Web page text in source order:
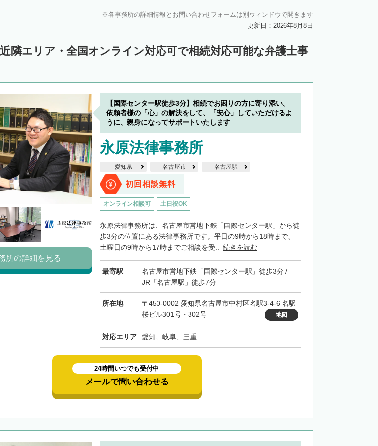
各事務所の詳細情報とお問い合わせフォームは別ウィンドウで開きます
更新日：2026年8月8日
隣エリア・全国オンライン対応可で相続対応可能な弁護士事
【国際センター駅徒歩3分】相続でお困りの方に寄り添い、
依頼者様の「心」の解決をして、「安心」していただけるよ
うに、親身になってサポートいたします
永原法律事務所
愛知県 名古屋市 名古屋駅
初回相談無料
オンライン相談可 土日祝OK
永原法律事務所は、名古屋市営地下鉄「国際センター駅」から徒
歩3分の位置にある法律事務所です。平日の9時から18時まで、
土曜日の9時から17時までご相談を受... 続きを読む
最寄駅
名古屋市営地下鉄「国際センター駅」徒歩3分 /
JR「名古屋駅」徒歩7分
所在地
〒450-0002 愛知県名古屋市中村区名駅3-4-6 名駅
桜ビル301号・302号
地図
対応エリア 愛知、岐阜、三重
所の詳細を見る
24時間いつでも受付中
メールで問い合わせる